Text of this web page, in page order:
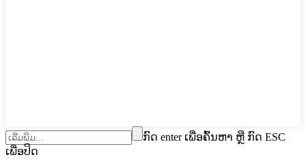
ກົດ enter ເພື່ອຄົ້ນຫາ ຫຼື ກົດ ESC
ເພື່ອປິດ